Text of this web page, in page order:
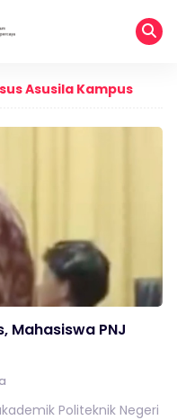
Asusila Kampus
Mahasiswa PNJ
Politeknik Negeri